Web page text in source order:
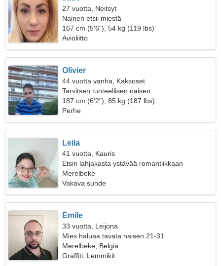
27 vuotta, Neitsyt
Nainen etsii miestä
167 cm (5'6"), 54 kg (119 lbs)
Avioliitto
Olivier
44 vuotta vanha, Kaksoset
Tarvitsen tunteellisen naisen
187 cm (6'2"), 85 kg (187 lbs)
Perhe
Leila
41 vuotta, Kauris
Etsin lahjakasta ystävää romantiikkaan
Merelbeke
Vakava suhde
Emile
33 vuotta, Leijona
Mies haluaa tavata naisen 21-31
Merelbeke, Belgia
Graffiti, Lemmikit